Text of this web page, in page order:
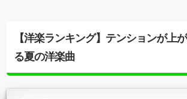
【洋楽ランキング】テンションが上
る夏の洋楽曲